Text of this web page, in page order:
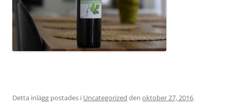
Detta inlägg postades i Uncategorized den oktober 27, 2016.